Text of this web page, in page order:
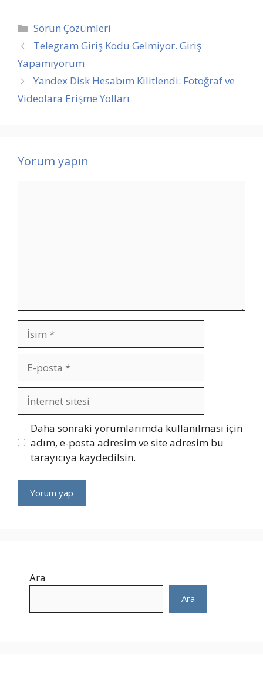
Kategoriler
Sorun Çözümleri
Telegram Giriş Kodu Gelmiyor. Giriş
Yapamıyorum
Yandex Disk Hesabım Kilitlendi: Fotoğraf ve
Videolara Erişme Yolları
Yorum yapın
İsim
posta
İnternet
sitesi
Daha sonraki yorumlarımda kullanılması için
adım, e-posta adresim ve site adresim bu
tarayıcıya kaydedilsin.
Ara
Ara